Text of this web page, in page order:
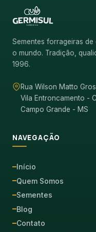
Sementes forrageiras
o mundo. Tradição,
1996.
Rua Wilson Matto
Vila Entroncamento -
Campo Grande - MS
NAVEGAÇÃO
Início
Quem Somos
Sementes
Blog
Contato